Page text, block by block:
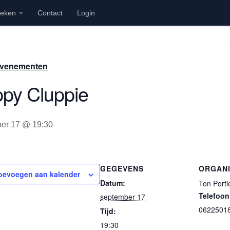
Contact Login
Cluppie
17 @ 19:30
aan kalender
GEGEVENS
Datum:
september 17
Tijd:
19:30
Ton
Telefoon